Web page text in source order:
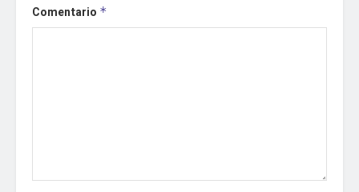
Comentario *